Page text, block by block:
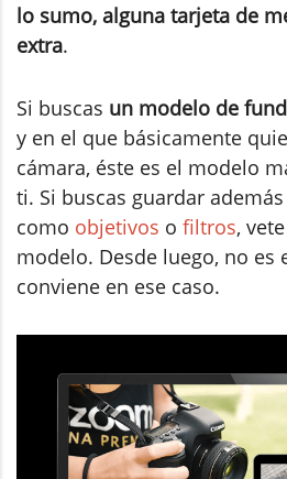
lo sumo, alguna tarjeta de
extra.
Si buscas un modelo de
y en el que básicamente
cámara, éste es el modelo
ti. Si buscas guardar
como objetivos o filtros,
modelo. Desde luego, no es
conviene en ese caso.